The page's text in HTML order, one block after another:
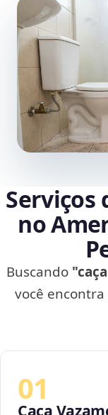
Serviços
no
Buscando
você encontra
01
Caça